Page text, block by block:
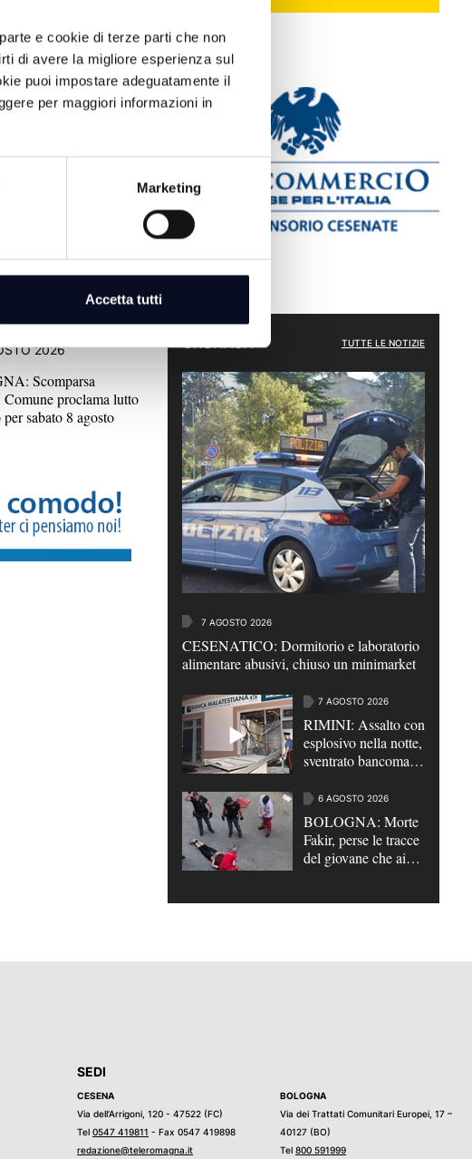
e cookie di terze parti che non
di avere la migliore esperienza sul
puoi impostare adeguatamente il
per maggiori informazioni in
Marketing
Accetta tutti
2026
il sindaco ringrazia i
2026
Pesca illegale,
quattro pescherecci
2026
Scomparsa
proclama lutto
sabato 8 agosto
CRONACA TUTTE LE NOTIZIE
7 AGOSTO 2026
CESENATICO: Dormitorio e laboratorio
alimentare abusivi, chiuso un minimarket
7 AGOSTO 2026
RIMINI: Assalto con
esplosivo nella notte,
sventrato bancomat a
VIDEO
6 AGOSTO 2026
BOLOGNA: Morte
Fakir, perse le tracce
del giovane che aiutò
SEDI
CESENA
Via dell’Arrigoni, 120 - 47522 (FC)
Tel 0547 419811 - Fax 0547 419898
redazione@teleromagna.it
BOLOGNA
Via dei Trattati Comunitari Europei, 17 –
40127 (BO)
Tel 800 591999